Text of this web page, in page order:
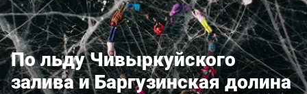
По льду Чивыркуйского
залива и Баргузинская долина